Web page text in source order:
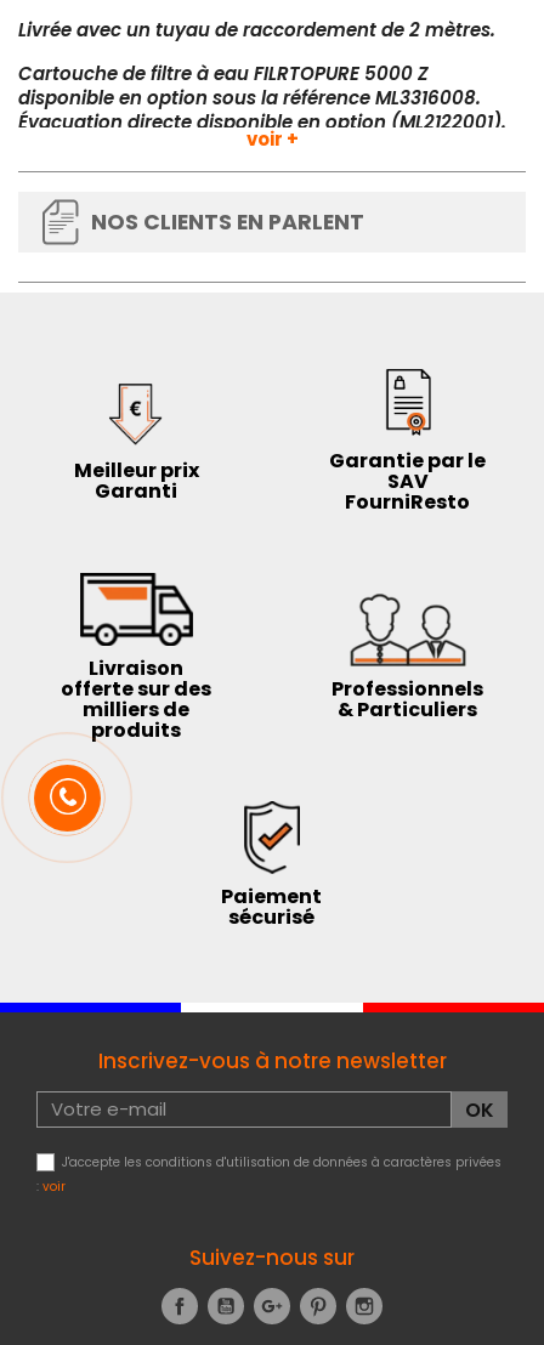
Livrée avec un tuyau de raccordement de 2 mètres.
Cartouche de filtre à eau FILRTOPURE 5000 Z
disponible en option sous la référence ML3316008.
Évacuation directe disponible en option (ML2122001).
Plus d'informations :
Gaz R134a sans CFC
Compresseur hermétique HP: 1/8
Température d'entrée d'eau: 15/20 °C
Alimentation: 200 - 240 V
Gaz réfrigérant
: 23,013 kg
voir +
NOS CLIENTS EN PARLENT
Meilleur prix
Garanti
Garantie par le
SAV
FourniResto
Livraison
offerte sur des
milliers de
produits
Professionnels
& Particuliers
Paiement
sécurisé
Inscrivez-vous à notre newsletter
J'accepte les conditions d'utilisation de données à caractères privées
: voir
Suivez-nous sur
FacebookYouTubeGoogle+Pinterest